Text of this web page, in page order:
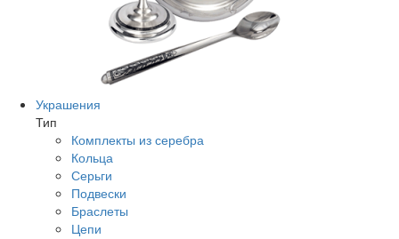
Украшения
Тип
Комплекты из серебра
Кольца
Серьги
Подвески
Браслеты
Цепи